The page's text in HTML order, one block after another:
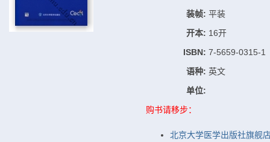
装帧: 平装
开本: 16开
ISBN: 7-5659-0315-1
语种: 英文
单位:
购书请移步：
北京大学医学出版社旗舰